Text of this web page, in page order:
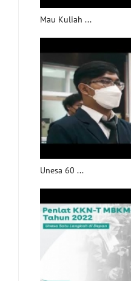
Mau Kuliah ...
Unesa 60 ...